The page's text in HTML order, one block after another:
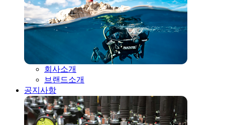
회사소개
브랜드소개
공지사항